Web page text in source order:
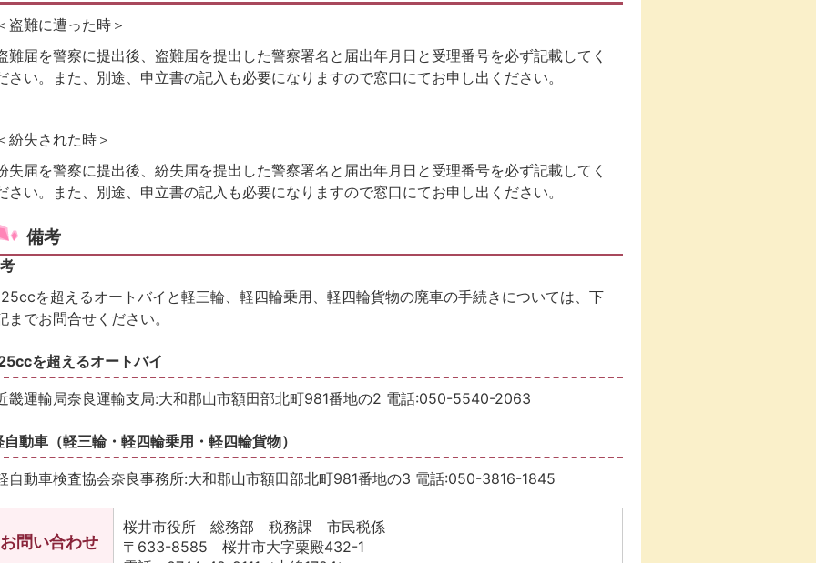
盗難に遭った時＞
難届を警察に提出後、盗難届を提出した警察署名と届出年月日と受理番号を必ず記載してく
さい。また、別途、申立書の記入も必要になりますので窓口にてお申し出ください。
紛失された時＞
失届を警察に提出後、紛失届を提出した警察署名と届出年月日と受理番号を必ず記載してく
さい。また、別途、申立書の記入も必要になりますので窓口にてお申し出ください。
備考
を超えるオートバイと軽三輪、軽四輪乗用、軽四輪貨物の廃車の手続きについては、下
までお問合せください。
を超えるオートバイ
畿運輸局奈良運輸支局:大和郡山市額田部北町981番地の2 電話:050-5540-2063
自動車（軽三輪・軽四輪乗用・軽四輪貨物）
自動車検査協会奈良事務所:大和郡山市額田部北町981番地の3 電話:050-3816-1845
お問い合わせ
桜井市役所 総務部 税務課 市民税係
〒633-8585 桜井市大字粟殿432-1